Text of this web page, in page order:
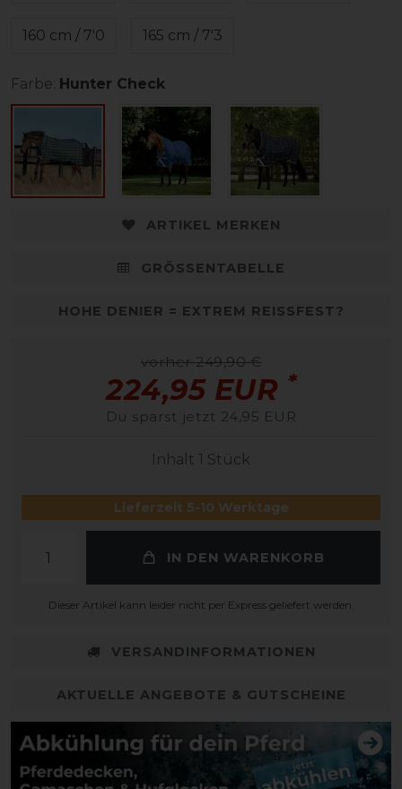
160 cm / 7'0 165 cm / 7'3
Farbe: Hunter Check
ARTIKEL MERKEN
GRÖSSENTABELLE
HOHE DENIER = EXTREM REISSFEST?
vorher 249,90 €
224,95 EUR *
Du sparst jetzt 24,95 EUR
Inhalt 1 Stück
Lieferzeit 5-10 Werktage
IN DEN WARENKORB
Dieser Artikel kann leider nicht per Express geliefert werden.
VERSANDINFORMATIONEN
AKTUELLE ANGEBOTE & GUTSCHEINE